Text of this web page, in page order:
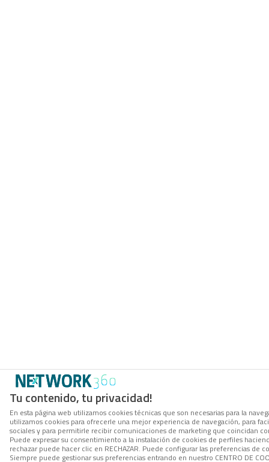
Tu contenido, tu privacidad!
En esta página web utilizamos cookies técnicas que son necesarias para la
utilizamos cookies para ofrecerle una mejor experiencia de navegación, para
sociales y para permitirle recibir comunicaciones de marketing que coincidan
Puede expresar su consentimiento a la instalación de cookies de perfiles
rechazar puede hacer clic en RECHAZAR. Puede configurar las preferencias de
Siempre puede gestionar sus preferencias entrando en nuestro CENTRO DE